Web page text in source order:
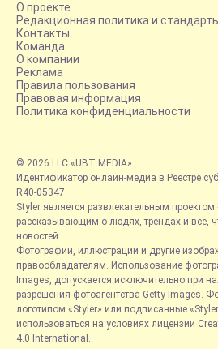
О проекте
Редакционная политика и
Контакты
Команда
О компании
Реклама
Правила пользования
Правовая информация
Политика конфиденциальности
© 2026 LLC «UBT MEDIA»
Идентификатор онлайн-медиа в Реестре
R40-05347
Styler является развлекательным проектом
рассказывающим о людях, трендах и всё,
новостей.
Фотографии, иллюстрации и другие
правообладателям. Использование
Images, допускается исключительно при
разрешения фотоагентства Getty Images.
логотипом «Styler» или подписанные
использоваться на условиях лицензии
4.0 International.